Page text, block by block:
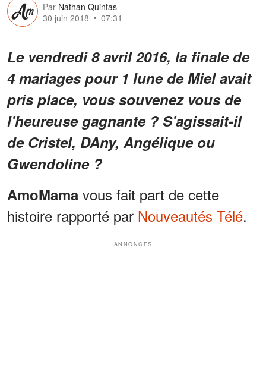
Par Nathan Quintas
30 juin 2018
07:31
Le vendredi 8 avril 2016, la finale de
4 mariages pour 1 lune de Miel avait
pris place, vous souvenez vous de
l'heureuse gagnante ? S'agissait-il
de Cristel, DAny, Angélique ou
Gwendoline ?
AmoMama vous fait part de cette
histoire rapporté par Nouveautés Télé.
ANNONCES